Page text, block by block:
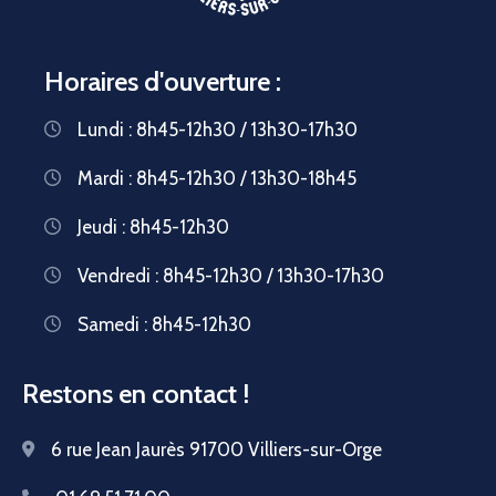
Horaires d'ouverture :
Lundi : 8h45-12h30 / 13h30-17h30
Mardi : 8h45-12h30 / 13h30-18h45
Jeudi : 8h45-12h30
Vendredi : 8h45-12h30 / 13h30-17h30
Samedi : 8h45-12h30
Restons en contact !
6 rue Jean Jaurès 91700 Villiers-sur-Orge